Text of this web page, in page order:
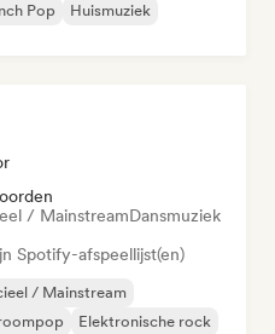
Pop Huismuziek
/ MainstreamDansmuziek
Spotify-afspeellijst(en)
/ Mainstream
Elektronische rock